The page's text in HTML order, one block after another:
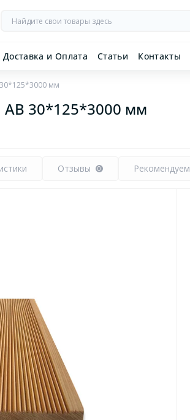
Доставка и Оплата Статьи Контакты
мм
AB 30*125*3000 мм
Отзывы 0 Рекомендуем